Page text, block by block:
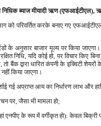
ब्याज मीयादी ऋण (एफआईटीएल), ऋण
को परिवर्तित करके बनाए गए
के अनुसार बाजार मूल्य पर किया
निधि, यदि कोई हो, पर विचार
तो बैंक द्वारा धारित कंपनी के इक्विटी
किया जाएगा।
गई अप्राप्त आय का निर्धारण लाभ और
पर, जैसा भी मामला हो;
एनपीए के रूप में वर्गीकृत हो): केवल बिक्री